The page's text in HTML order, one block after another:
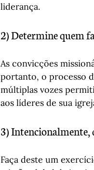
liderança.
2) Determine quem
As convicções
portanto, o processo
múltiplas vozes
aos líderes de sua
3) Intencionalmente,
Faça deste um